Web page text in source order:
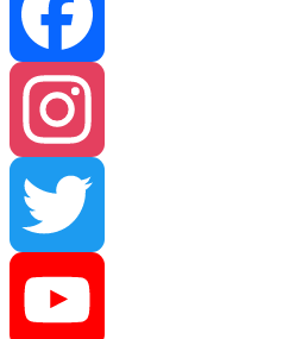
Facebook
Instagram
Twitter